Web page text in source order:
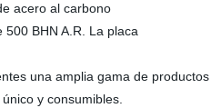
acero al carbono
BHN A.R. La placa
una amplia gama de
y consumibles.